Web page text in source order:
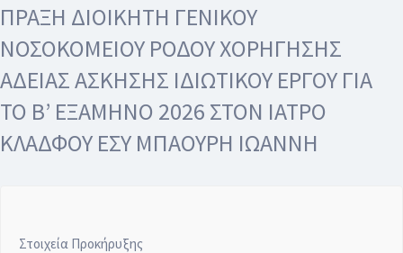
ΠΡΑΞΗ ΔΙΟΙΚΗΤΗ ΓΕΝΙΚΟΥ
ΝΟΣΟΚΟΜΕΙΟΥ ΡΟΔΟΥ ΧΟΡΗΓΗΣΗΣ
ΑΔΕΙΑΣ ΑΣΚΗΣΗΣ ΙΔΙΩΤΙΚΟΥ ΕΡΓΟΥ ΓΙΑ
ΤΟ Β’ ΕΞΑΜΗΝΟ 2026 ΣΤΟΝ ΙΑΤΡΟ
ΚΛΑΔΦΟΥ ΕΣΥ ΜΠΑΟΥΡΗ ΙΩΑΝΝΗ
Στοιχεία Προκήρυξης